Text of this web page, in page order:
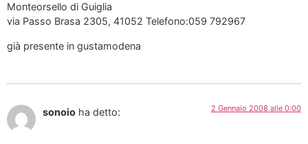
Monteorsello di Guiglia
via Passo Brasa 2305, 41052 Telefono:059 792967
già presente in gustamodena
sonoio ha detto: 2 Gennaio 2008 alle 0:00